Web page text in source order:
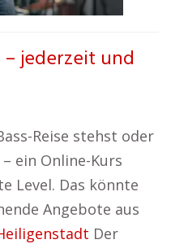
– jederzeit und
Reise stehst oder
ein Online-Kurs
Level. Das könnte
Angebote aus
Der